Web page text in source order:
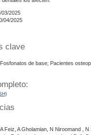
03/2025
04/2025
clave
de base; Pacientes
Feiz, A Gholamian, N Niroomand ,